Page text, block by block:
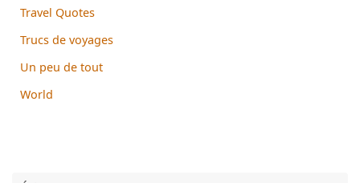
Travel Quotes
Trucs de voyages
Un peu de tout
World